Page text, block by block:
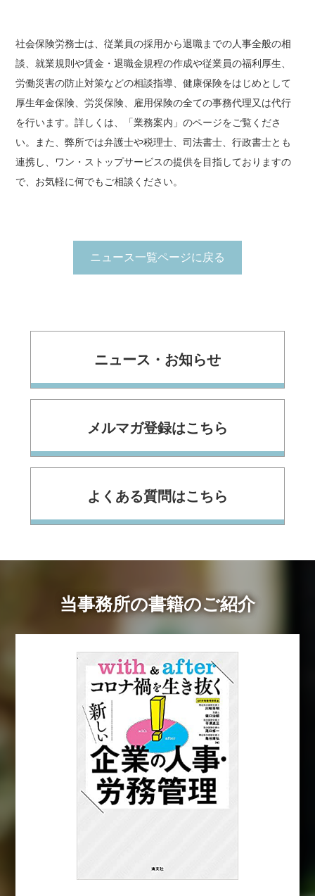
社会保険労務士は、従業員の採用から退職までの人事全般の相
談、就業規則や賃金・退職金規程の作成や従業員の福利厚生、
労働災害の防止対策などの相談指導、健康保険をはじめとして
厚生年金保険、労災保険、雇用保険の全ての事務代理又は代行
を行います。詳しくは、「業務案内」のページをご覧くださ
い。また、弊所では弁護士や税理士、司法書士、行政書士とも
連携し、ワン・ストップサービスの提供を目指しておりますの
で、お気軽に何でもご相談ください。
ニュース一覧ページに戻る
ニュース・お知らせ
メルマガ登録はこちら
よくある質問はこちら
当事務所の書籍のご紹介